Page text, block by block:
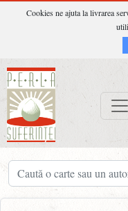
Cookies ne ajuta la livrarea